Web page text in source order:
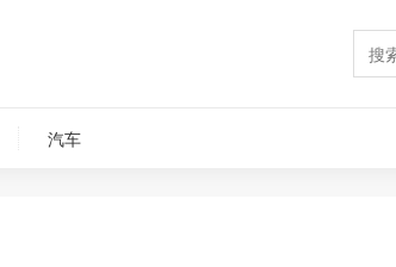
汽车